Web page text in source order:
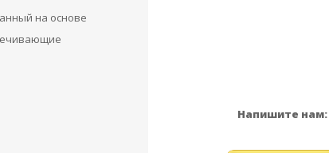
на основе
Напишите нам: